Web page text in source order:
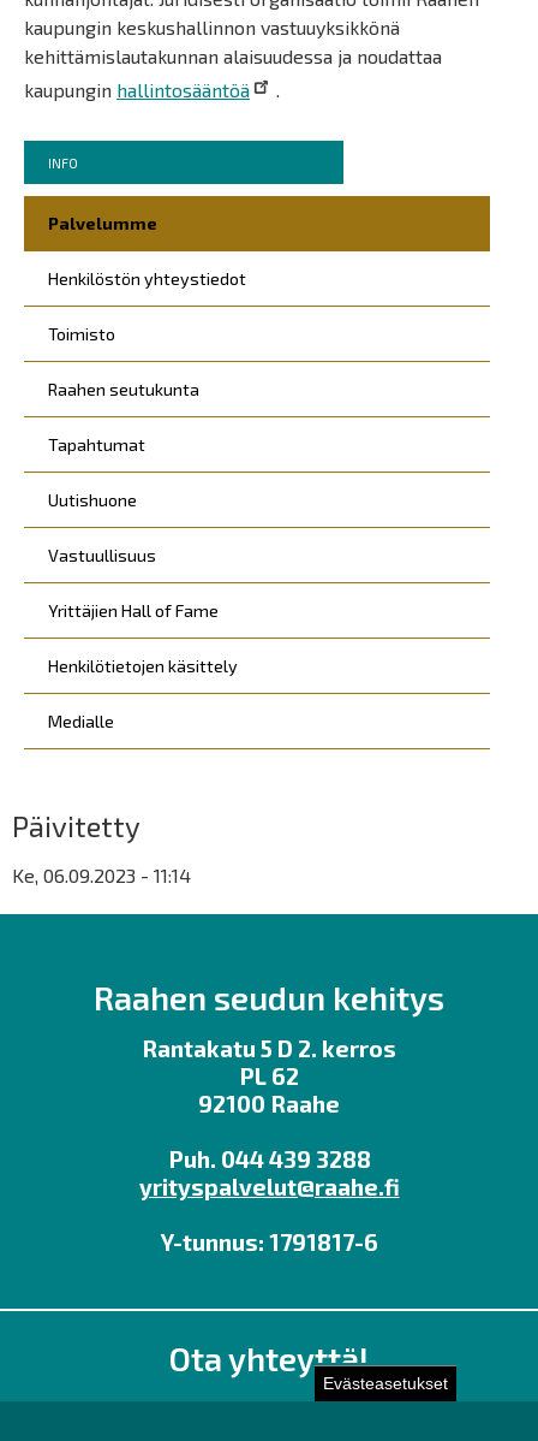
Evästeasetukset
Murupolku
You
are
here:
INFO
Päävalikko
Palvelumme
Henkilöstön yhteystiedot
Toimisto
Raahen seutukunta
Tapahtumat
Uutishuone
Vastuullisuus
Yrittäjien Hall of Fame
Henkilötietojen käsittely
Medialle
kaupungin keskushallinnon vastuuyksikkönä
kehittämislautakunnan alaisuudessa ja noudattaa
kaupungin hallintosääntöä .
Päivitetty
Ke, 06.09.2023 - 11:14
Raahen seudun kehitys
Rantakatu 5 D 2. kerros
PL 62
92100 Raahe
Puh. 044 439 3288
yrityspalvelut@raahe.fi
Y-tunnus: 1791817-6
Ota yhteyttä!
Toimisto